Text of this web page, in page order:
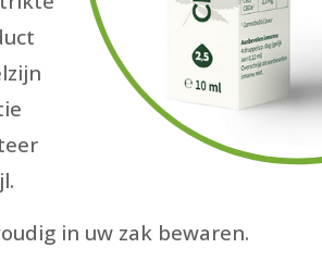
in uw zak bewaren.